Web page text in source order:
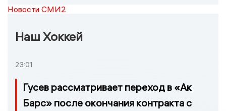
Новости СМИ2
Наш Хоккей
23:01
Гусев рассматривает переход в «Ак
Барс» после окончания контракта с